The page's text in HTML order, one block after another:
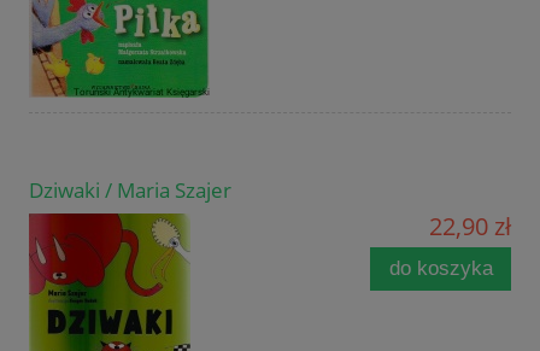
Dziwaki / Maria Szajer
22,90 zł
do koszyka